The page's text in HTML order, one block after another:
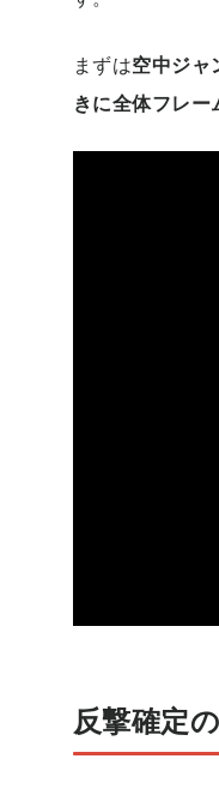
まずは空中ジャ
きに全体フレ
反撃確定